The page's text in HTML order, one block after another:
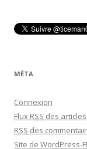
e
r
MÉTA
Connexion
Flux RSS des articles
RSS des
Site de WordPress-